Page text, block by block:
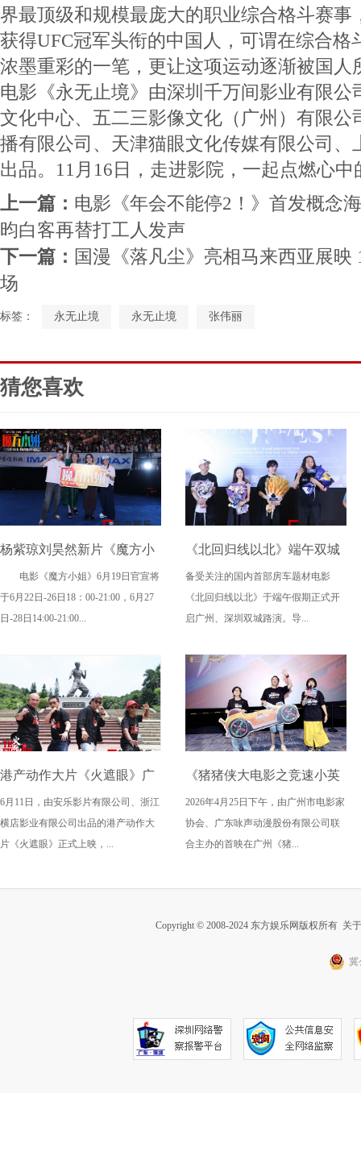
界最顶级和规模最庞大的职业综合格斗赛事
获得UFC冠军头衔的中国人，可谓在综合格
浓墨重彩的一笔，更让这项运动逐渐被国人
电影《永无止境》由深圳千万间影业有限公
文化中心、五二三影像文化（广州）有限公
播有限公司、天津猫眼文化传媒有限公司、
出品。11月16日，走进影院，一起点燃心
上一篇： 电影《年会不能停2！》首发概念
昀白客再替打工人发声
下一篇： 国漫《落凡尘》亮相马来西亚展映
场
标签： 永无止境 永无止境 张伟丽
猜您喜欢
杨紫琼刘昊然新片《魔方小
姐》二轮点映高燃开启 打破
年龄偏见重塑无限可能
电影《魔方小姐》6月19日官宣将
于6月22日-26日18：00-21:00，6月27
日-28日14:00-21:00...
《北回归线以北》端午双城
路演，定档6月26日奔赴山海
备受关注的国内首部房车题材电影
《北回归线以北》于端午假期正式开
启广州、深圳双城路演。导...
港产动作大片《火遮眼》广
州路演全场口碑爆棚
6月11日，由安乐影片有限公司、浙江
横店影业有限公司出品的港产动作大
片《火遮眼》正式上映，...
《猪猪侠大电影之竞速小英
雄》广州首映获赞“又燃又
暖” 引爆五一期待
2026年4月25日下午，由广州市电影家
协会、广东咏声动漫股份有限公司联
合主办的首映在广州《猪...
Copyright © 2008-2024 东方娱乐网版权所有 关
冀